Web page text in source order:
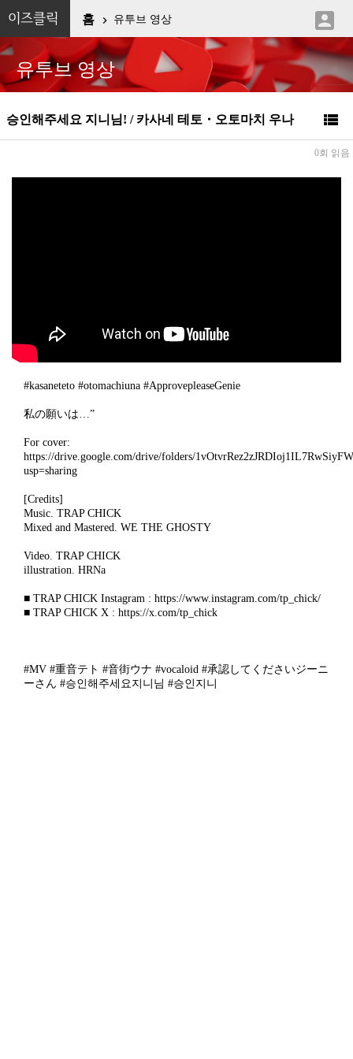
이즈클릭 홈  유투브 영상 
유투브 영상
승인해주세요 지니님! / 카사네 테토・오토마치 우나 
0회 읽음
#kasaneteto #otomachiuna #ApprovepleaseGenie
私の願いは…”
For cover:
https://drive.google.com/drive/folders/
usp=sharing
[Credits]
Music. TRAP CHICK
Mixed and Mastered. WE THE GHOSTY
Video. TRAP CHICK
illustration. HRNa
■ TRAP CHICK Instagram : https://www.instagram.com/tp_chick/
■ TRAP CHICK X : https://x.com/tp_chick
#MV #重音テト #音街ウナ #vocaloid #承認してくださいジーニ
ーさん #승인해주세요지니님 #승인지니